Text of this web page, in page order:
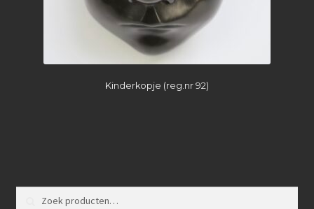
Kinderkopje (reg.nr 92)
Zoeken naar:
Zoeken